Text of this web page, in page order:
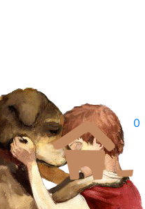
0